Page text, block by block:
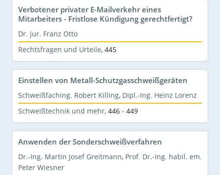
Verbotener privater E-Mailverkehr eines
Mitarbeiters - Fristlose Kündigung gerechtfertigt?
Dr. jur. Franz Otto
Rechtsfragen und Urteile, 445
Einstellen von Metall-Schutzgasschweißgeräten
Schweißfaching. Robert Killing, Dipl.-Ing. Heinz Lorenz
Schweißtechnik und mehr, 446 - 449
Anwenden der Sonderschweißverfahren
Dr.-Ing. Martin Josef Greitmann, Prof. Dr.-Ing. habil. em.
Peter Wiesner